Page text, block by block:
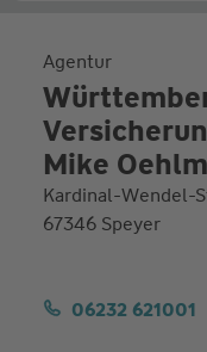
Agentur
Mike
Kardinal-Wendel-
67346 Speyer
06232 621001